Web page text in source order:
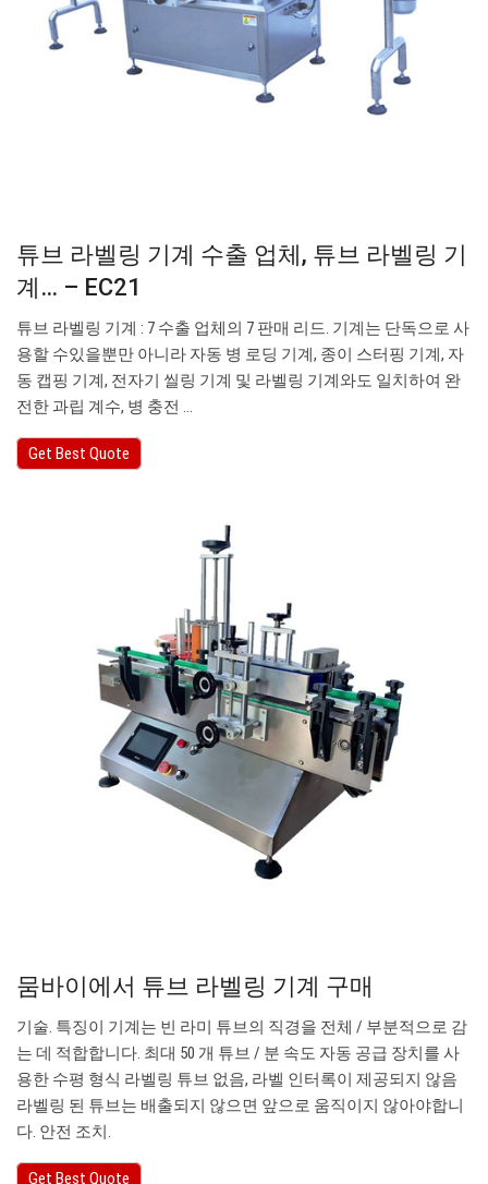
튜브 라벨링 기계 수출 업체, 튜브 라벨링 기
계… – EC21
튜브 라벨링 기계 : 7 수출 업체의 7 판매 리드. 기계는 단독으로 사
용할 수있을뿐만 아니라 자동 병 로딩 기계, 종이 스터핑 기계, 자
동 캡핑 기계, 전자기 씰링 기계 및 라벨링 기계와도 일치하여 완
전한 과립 계수, 병 충전 ...
Get Best Quote
뭄바이에서 튜브 라벨링 기계 구매
기술. 특징이 기계는 빈 라미 튜브의 직경을 전체 / 부분적으로 감
는 데 적합합니다. 최대 50 개 튜브 / 분 속도 자동 공급 장치를 사
용한 수평 형식 라벨링 튜브 없음, 라벨 인터록이 제공되지 않음
라벨링 된 튜브는 배출되지 않으면 앞으로 움직이지 않아야합니
다. 안전 조치.
Get Best Quote